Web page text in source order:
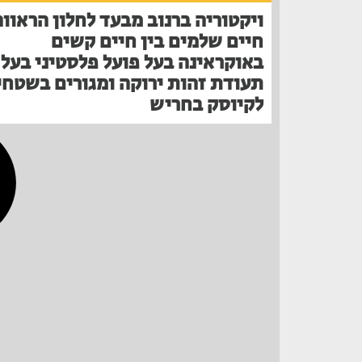
ויקטוריה ברנוב מבעד לחלון
חיים שלמים בין חיים קשים
באוקראינה בעל פועל פלסטיני בעל
תעודת זהות ירוקה ומגורים
לקיוסק בחריש